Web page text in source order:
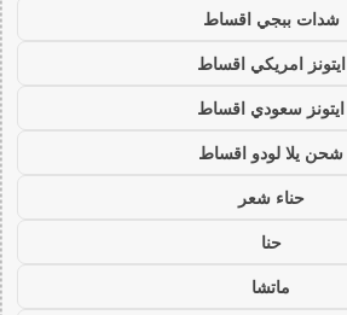
شدات ببجي اقساط
ايتونز امريكي اقساط
ايتونز سعودي اقساط
شحن يلا لودو اقساط
حناء شعر
حنا
ماتشا